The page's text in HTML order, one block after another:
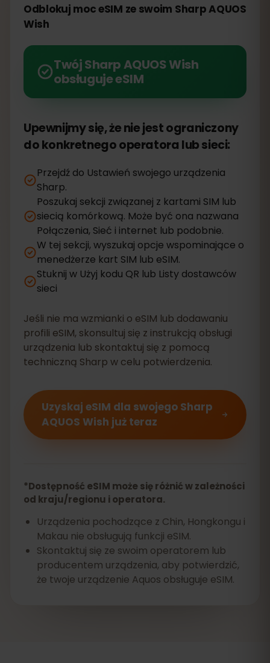
Odblokuj moc eSIM ze swoim Sharp AQUOS
Wish
Twój Sharp AQUOS Wish
obsługuje eSIM
Upewnijmy się, że nie jest ograniczony
do konkretnego operatora lub sieci:
Przejdź do Ustawień swojego urządzenia
Sharp.
Poszukaj sekcji związanej z kartami SIM lub
siecią komórkową. Może być ona nazwana
Połączenia, Sieć i internet lub podobnie.
W tej sekcji, wyszukaj opcje wspominające o
menedżerze kart SIM lub eSIM.
Stuknij w Użyj kodu QR lub Listy dostawców
sieci
Jeśli nie ma wzmianki o eSIM lub dodawaniu
profili eSIM, skonsultuj się z instrukcją obsługi
urządzenia lub skontaktuj się z pomocą
techniczną Sharp w celu potwierdzenia.
Uzyskaj eSIM dla swojego Sharp
AQUOS Wish już teraz
*Dostępność eSIM może się różnić w zależności
od kraju/regionu i operatora.
Urządzenia pochodzące z Chin, Hongkongu i
Makau nie obsługują funkcji eSIM.
Skontaktuj się ze swoim operatorem lub
producentem urządzenia, aby potwierdzić,
że twoje urządzenie Aquos obsługuje eSIM.